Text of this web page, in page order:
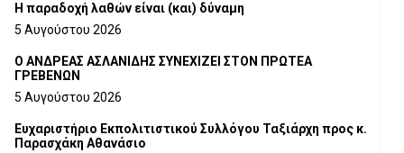
H παραδοχή λαθών είναι (και) δύναμη
5 Αυγούστου 2026
Ο ΑΝΔΡΕΑΣ ΑΣΛΑΝΙΔΗΣ ΣΥΝΕΧΙΖΕΙ ΣΤΟΝ ΠΡΩΤΕΑ
ΓΡΕΒΕΝΩΝ
5 Αυγούστου 2026
Ευχαριστήριο Εκπολιτιστικού Συλλόγου Ταξιάρχη προς κ.
Παρασχάκη Αθανάσιο